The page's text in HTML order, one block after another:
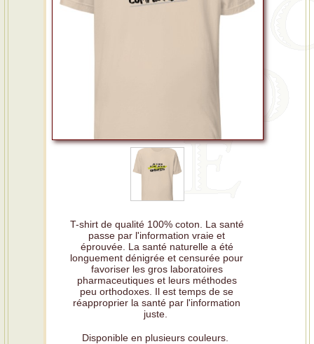
T-shirt de qualité 100% coton. La santé
passe par l'information vraie et
éprouvée. La santé naturelle a été
longuement dénigrée et censurée pour
favoriser les gros laboratoires
pharmaceutiques et leurs méthodes
peu orthodoxes. Il est temps de se
réapproprier la santé par l'information
juste.
Disponible en plusieurs couleurs.